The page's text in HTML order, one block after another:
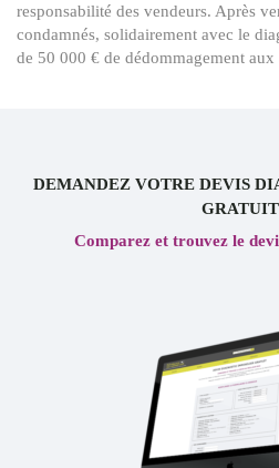
responsabilité des vendeurs. Après
condamnés, solidairement avec le
de 50 000 € de dédommagement aux
DEMANDEZ VOTRE DEVIS
GRATUIT
Comparez et trouvez le